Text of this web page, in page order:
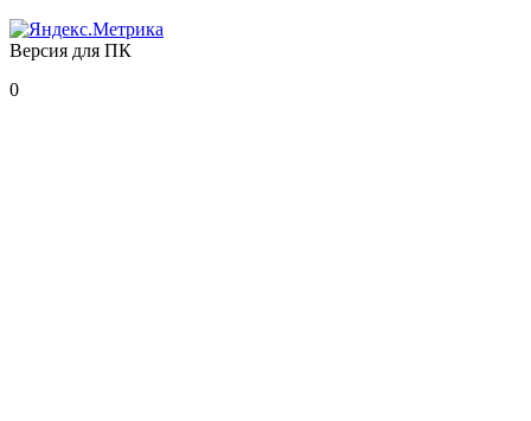
Версия для ПК
0